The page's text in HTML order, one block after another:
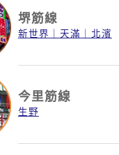
堺筋線
新世界 天滿 北濱
今里筋線
生野